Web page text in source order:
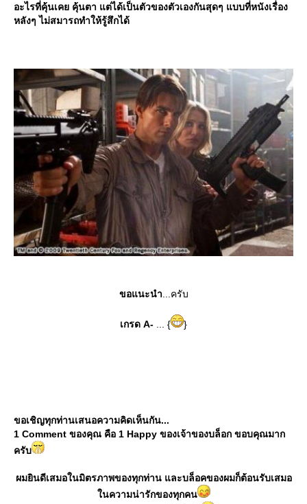
อะไรที่คุ้นเคย คุ้นตา แต่ได้เป็นตัวของตัวเองกันสุดๆ แบบที่หนังเรื่อง
หลังๆ ไม่สมารถทำให้รู้สึกได้
ขอแนะนำ ...ครับ
เกรด A- ... { }
ขอเชิญทุกท่านเสนอความคิดเห็นกัน...
1 Comment ของคุณ คือ 1 Happy ของเจ้าของบล็อก ขอบคุณมาก
ครับ
ผมยินดีเสมอในมิตรภาพของทุกท่าน และบล็อคของผมก็ต้อนรับเสมอ
นความน่ารักของทุกคน